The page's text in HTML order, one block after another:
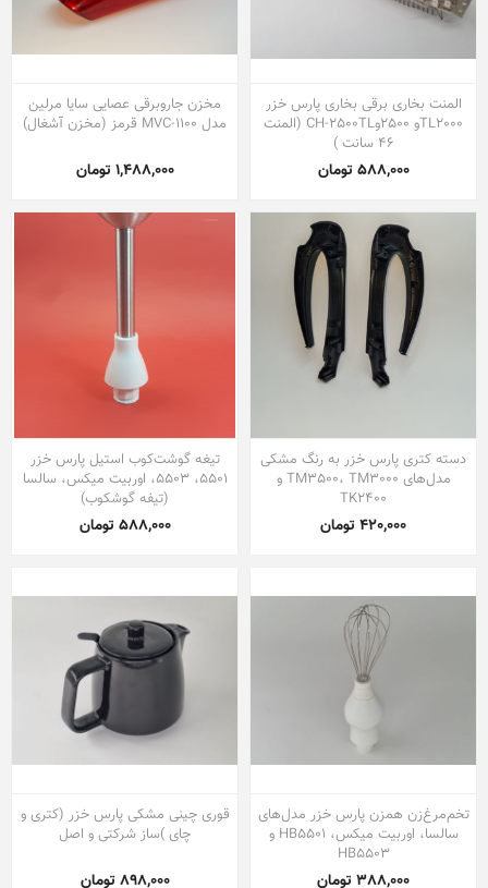
المنت بخاری برقی بخاری پارس خزر
TL2000و 2500وCH-2500TL (المنت
46 سانت )
588,000 تومان
مخزن جاروبرقی عصایی سایا مرلین
مدل MVC-1100 قرمز (مخزن آشغال)
1,488,000 تومان
دسته کتری پارس خزر به رنگ مشکی
مدل‌های TM3500، TM3000 و
TK2400
420,000 تومان
تیغه گوشت‌کوب استیل پارس خزر
5501، 5503، اوربیت میکس، سالسا
(تیفه گوشکوب)
588,000 تومان
تخم‌مرغ‌زن همزن پارس خزر مدل‌های
سالسا، اوربیت میکس، HB5501 و
HB5503
388,000 تومان
قوری چینی مشکی پارس خزر (کتری و
چای‌ )ساز شرکتی و اصل
898,000 تومان